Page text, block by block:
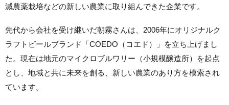
減農薬栽培などの新しい農業に取り組んできた企業です。
先代から会社を受け継いだ朝霧さんは、2006年にオリジナルク
ラフトビールブランド「COEDO（コエド）」を立ち上げまし
た。現在は地元のマイクロブルワリー（小規模醸造所）を起点
とし、地域と共に未来を創る、新しい農業のあり方を模索され
ています。